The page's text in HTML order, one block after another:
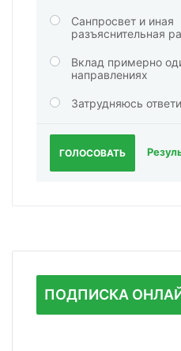
Санпросвет и иная
разъяснительная
Вклад примерно
направлениях
Затрудняюсь
ГОЛОСОВАТЬ
ПОДПИСКА